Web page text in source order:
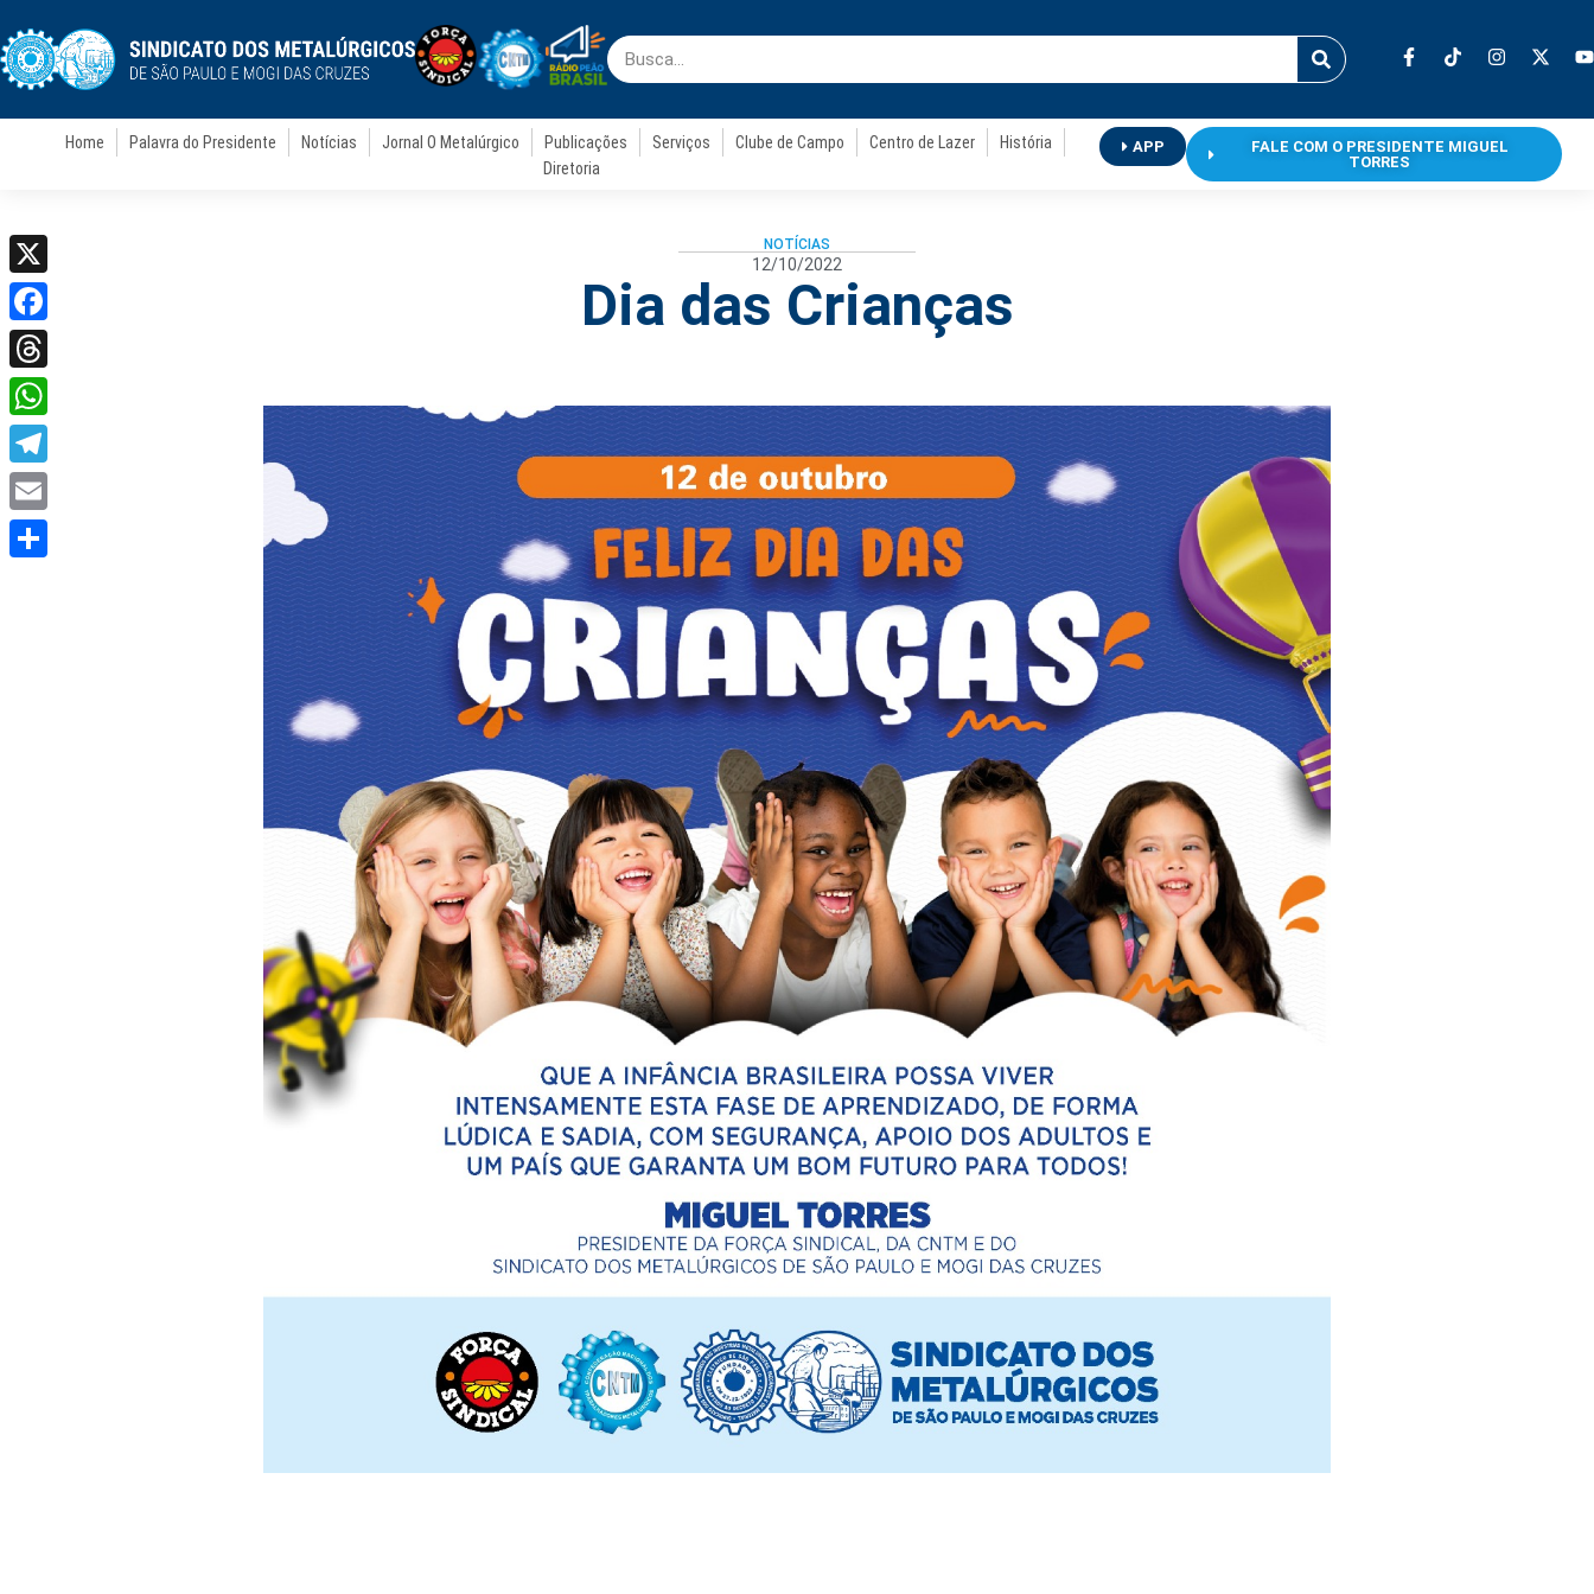
Home Palavra do Presidente Notícias Jornal O Metalúrgico Publicações Serviços Clube de Campo Centro de Lazer
História
Diretoria
APP
FALE COM O PRESIDENTE MIGUEL
TORRES
NOTÍCIAS
12/10/2022
Dia das Crianças
X
Facebook
Threads
WhatsApp
Telegram
Email